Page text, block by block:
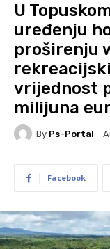
U
uređenju
proširenju
vrijednost
milijuna
By Ps-Portal
Facebook